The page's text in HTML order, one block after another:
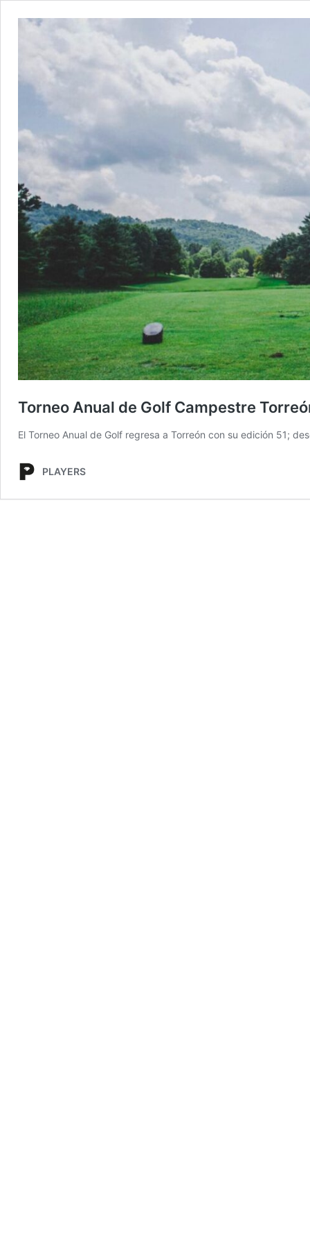
Torneo Anual de Golf Campestre
El Torneo Anual de Golf regresa a Torreón con su edición 51;
PLAYERS